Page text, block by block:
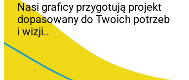
Nasi graficy przygotują projekt
dopasowany do Twoich potrzeb
i wizji..